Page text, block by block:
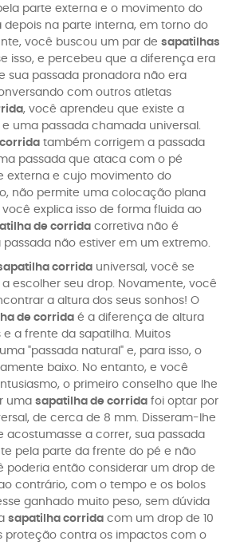
parte externa e o movimento do
na parte interna, em torno do
você buscou um par de sapatilhas
isso, e percebeu que a diferença era
sua passada pronadora não era
com outros atletas
, você aprendeu que existe a
uma passada chamada universal.
também corrigem a passada
passada que ataca com o pé
externa e cujo movimento do
não permite uma colocação plana
explica isso de forma fluida ao
de corrida corretiva não é
passada não estiver em um extremo.
corrida universal, você se
escolher seu drop. Novamente, você
a altura dos seus sonhos! O
de corrida é a diferença de altura
a frente da sapatilha. Muitos
"passada natural" e, para isso, o
baixo. No entanto, e você
o primeiro conselho que lhe
uma sapatilha de corrida foi optar por
de cerca de 8 mm. Disseram-lhe
acostumasse a correr, sua passada
pela parte da frente do pé e não
poderia então considerar um drop de
contrário, com o tempo e os bolos
ganhado muito peso, sem dúvida
sapatilha corrida com um drop de 10
proteção contra os impactos com o